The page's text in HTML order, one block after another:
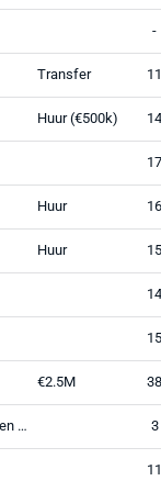
-
Transfer 11
Huur (€500k) 14
17
Huur 16
Huur 15
14
15
€2.5M 38
Keuken Kampioen Divisie 3
11